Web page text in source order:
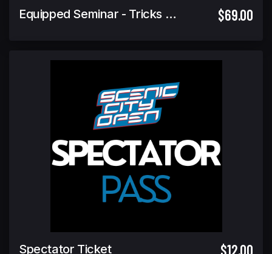
Equipped Seminar - Tricks & Releases $69.00
Spectator Ticket $12.00